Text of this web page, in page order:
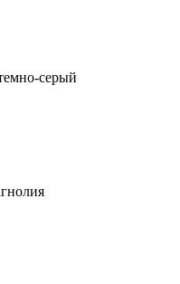
серый